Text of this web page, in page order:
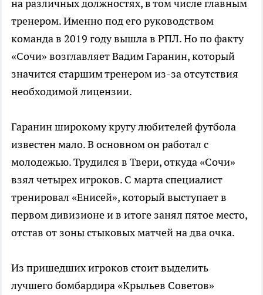
на различных должностях, в том числе главным
тренером. Именно под его руководством
команда в 2019 году вышла в РПЛ. Но по факту
«Сочи» возглавляет Вадим Гаранин, который
значится старшим тренером из-за отсутствия
необходимой лицензии.
Гаранин широкому кругу любителей футбола
известен мало. В основном он работал с
молодежью. Трудился в Твери, откуда «Сочи»
взял четырех игроков. С марта специалист
тренировал «Енисей», который выступает в
первом дивизионе и в итоге занял пятое место,
отстав от зоны стыковых матчей на два очка.
Из пришедших игроков стоит выделить
лучшего бомбардира «Крыльев Советов»